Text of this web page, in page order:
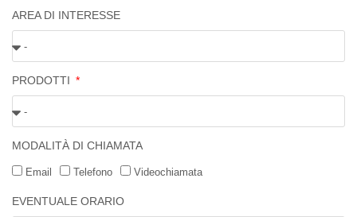
AREA DI INTERESSE
PRODOTTI
MODALITÀ DI CHIAMATA
Email Telefono Videochiamata
EVENTUALE ORARIO